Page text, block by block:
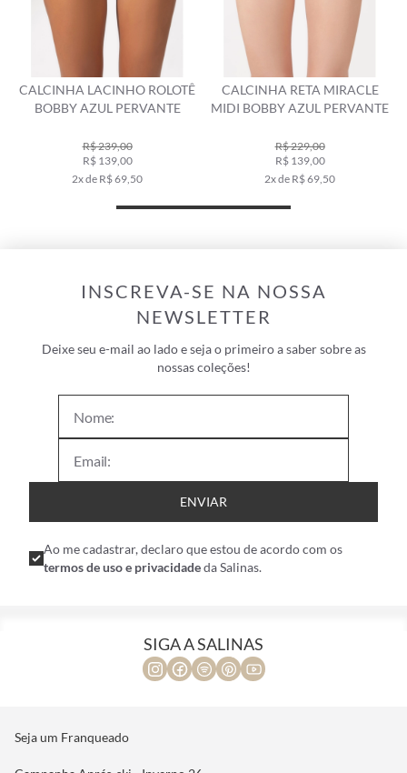
CALCINHA LACINHO ROLOTÊ
BOBBY AZUL PERVANTE
R$ 239,00
R$ 139,00
2x de R$ 69,50
CALCINHA RETA MIRACLE
MIDI BOBBY AZUL PERVANTE
R$ 229,00
R$ 139,00
2x de R$ 69,50
INSCREVA-SE NA NOSSA
NEWSLETTER
Deixe seu e-mail ao lado e seja o primeiro a saber sobre as
nossas coleções!
ENVIAR
Ao me cadastrar, declaro que estou de acordo com os
termos de uso e privacidadeda Salinas.
SIGA A SALINAS
Seja um Franqueado